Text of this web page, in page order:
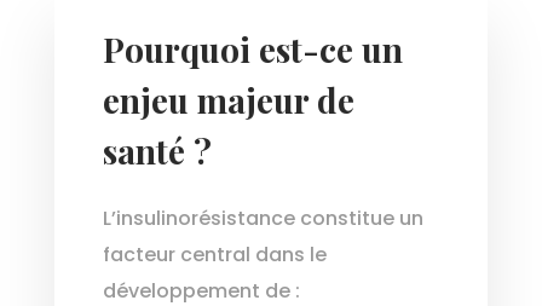
Pourquoi est-ce un
enjeu majeur de
santé ?
L’insulinorésistance constitue un
facteur central dans le
développement de :